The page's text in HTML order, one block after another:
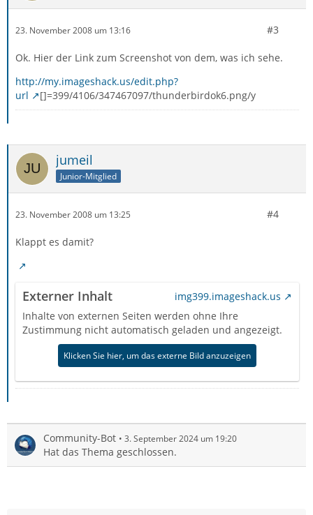
23. November 2008 um 13:16 #3
Ok. Hier der Link zum Screenshot von dem, was ich sehe.
http://my.imageshack.us/edit.php?
url
[]=399/4106/347467097/thunderbirdok6.png/y
jumeil
Junior-Mitglied
23. November 2008 um 13:25 #4
Klappt es damit?
Externer Inhalt
img399.imageshack.us
Inhalte von externen Seiten werden ohne Ihre
Zustimmung nicht automatisch geladen und angezeigt.
Klicken Sie hier, um das externe Bild anzuzeigen
Community-Bot 3. September 2024 um 19:20
Hat das Thema geschlossen.